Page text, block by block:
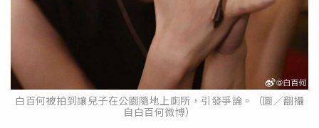
白百何被拍到讓兒子在公園隨地上廁所，引發爭論。（圖／翻攝
自白百何微博）